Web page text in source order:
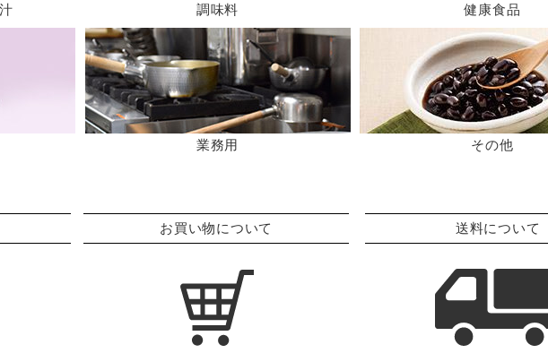
調味料 健康食品
業務用 その他
お買い物について 送料について